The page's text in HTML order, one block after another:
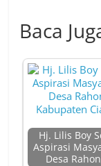
Baca
Hj. Lilis Boy
Aspirasi
Desa